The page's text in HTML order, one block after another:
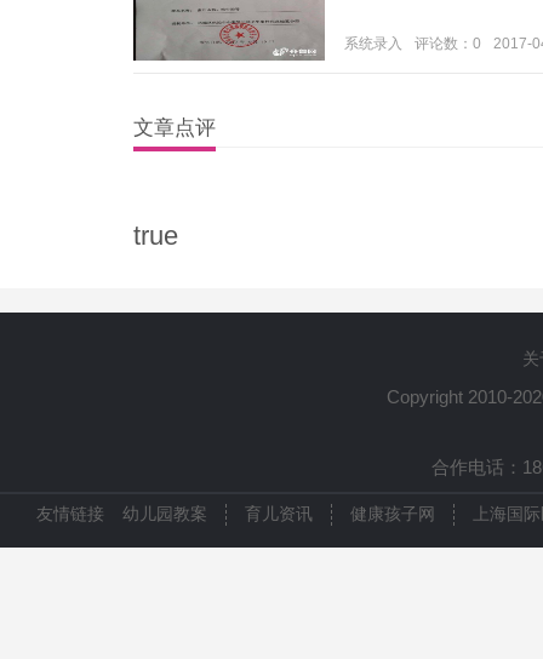
系统录入 评论数：0 2017-
文章点评
true
Copyright 2010-
合作电话：
友情链接 幼儿园教案 育儿资讯 健康孩子网 上海国